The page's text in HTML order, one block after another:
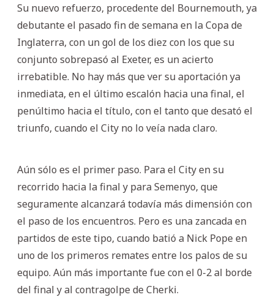
Su nuevo refuerzo, procedente del Bournemouth, ya
debutante el pasado fin de semana en la Copa de
Inglaterra, con un gol de los diez con los que su
conjunto sobrepasó al Exeter, es un acierto
irrebatible. No hay más que ver su aportación ya
inmediata, en el último escalón hacia una final, el
penúltimo hacia el título, con el tanto que desató el
triunfo, cuando el City no lo veía nada claro.
Aún sólo es el primer paso. Para el City en su
recorrido hacia la final y para Semenyo, que
seguramente alcanzará todavía más dimensión con
el paso de los encuentros. Pero es una zancada en
partidos de este tipo, cuando batió a Nick Pope en
uno de los primeros remates entre los palos de su
equipo. Aún más importante fue con el 0-2 al borde
del final y al contragolpe de Cherki.